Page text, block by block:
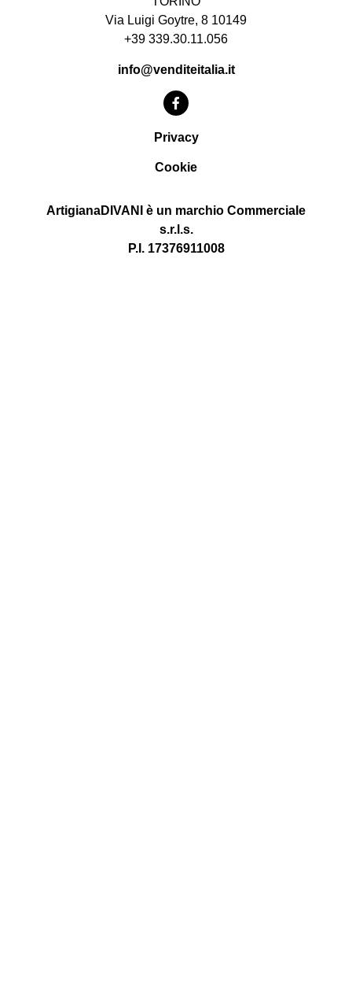
Via Luigi Goytre, 8 10149
+39 339.30.11.056
info@venditeitalia.it
Privacy
Cookie
ArtigianaDIVANI è un marchio Commerciale
s.r.l.s.
P.I. 17376911008